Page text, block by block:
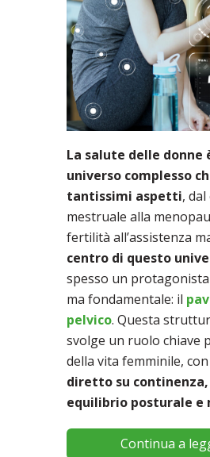
La salute delle donne
universo complesso
tantissimi aspetti, dal
mestruale alla
fertilità all’assistenza
centro di questo
spesso un
ma fondamentale: il
pelvico. Questa
svolge un ruolo chiave
della vita femminile,
diretto su
equilibrio posturale
Continua a